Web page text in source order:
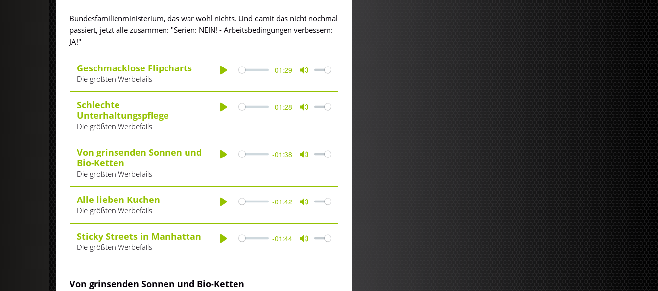
Bundesfamilienministerium, das war wohl nichts. Und damit das nicht nochmal
passiert, jetzt alle zusammen: "Serien: NEIN! - Arbeitsbedingungen verbessern:
JA!"
Geschmacklose Flipcharts
Die größten Werbefails
-01:29
Schlechte
Unterhaltungspflege
Die größten Werbefails
-01:28
Von grinsenden Sonnen und
Bio-Ketten
Die größten Werbefails
-01:38
Alle lieben Kuchen
Die größten Werbefails
-01:42
Sticky Streets in Manhattan
Die größten Werbefails
-01:44
Von grinsenden Sonnen und Bio-Ketten